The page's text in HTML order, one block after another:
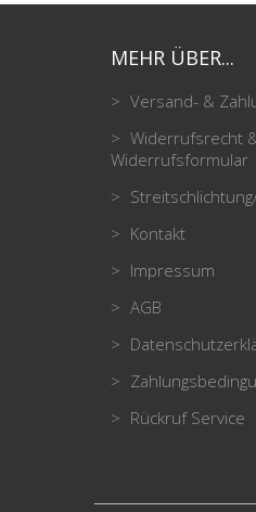
MEHR ÜBER...
Versand- &
Widerrufsrecht
Widerrufsformular
Kontakt
Impressum
AGB
Rückruf Service